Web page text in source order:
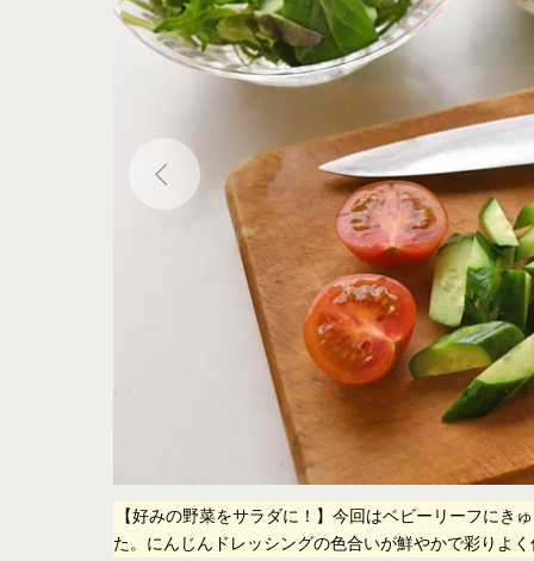
【好みの野菜をサラダに！】今回はベビーリーフに
た。にんじんドレッシングの色合いが鮮やかで彩りよ